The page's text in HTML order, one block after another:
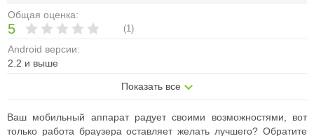
Общая оценка:
5 (1)
Android версии:
2.2 и выше
Показать все
Ваш мобильный аппарат радует своими возможностями, вот
только работа браузера оставляет желать лучшего? Обратите